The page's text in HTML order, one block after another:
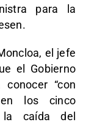
para la
el jefe
el Gobierno
conocer “con
los cinco
la caída del